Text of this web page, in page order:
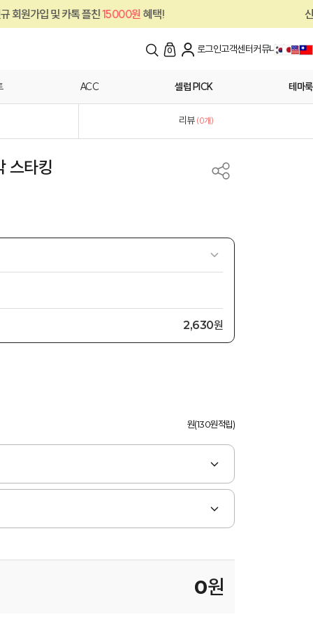
톡 플친15000원혜택! 신규 회원가입
0 로그인고객센터커뮤니티
ACC 셀럽 PICK 테마룩
리뷰 (0개)
스타킹
2,630원
원(130원적립)
0원